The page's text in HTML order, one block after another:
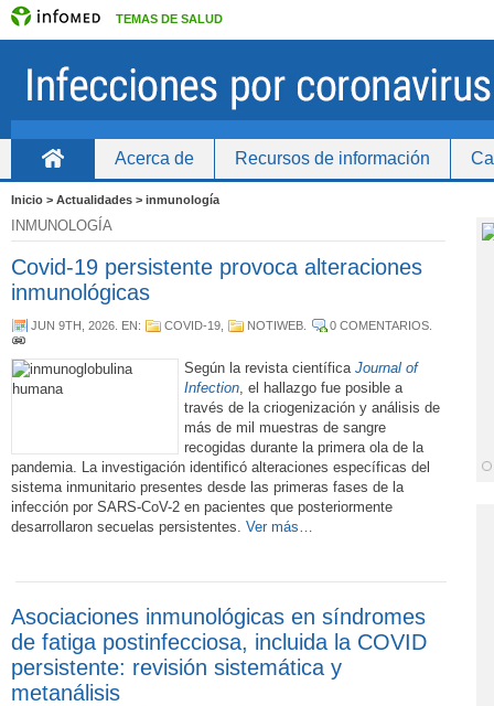
TEMAS DE SALUD
Acerca de Recursos de información
Inicio > Actualidades > inmunología
INMUNOLOGÍA
Covid-19 persistente provoca alteraciones
inmunológicas
JUN 9TH, 2026 . EN: COVID-19 NOTIWEB 0 COMENTARIOS
Según la revista científica Journal of
Infection, el hallazgo fue posible a
través de la criogenización y análisis de
más de mil muestras de sangre
recogidas durante la primera ola de la
pandemia. La investigación identificó alteraciones específicas del
sistema inmunitario presentes desde las primeras fases de la
infección por SARS-CoV-2 en pacientes que posteriormente
desarrollaron secuelas persistentes. Ver más…
Asociaciones inmunológicas en sí­ndromes
de fatiga postinfecciosa, incluida la COVID
persistente: revisión sistemática y
metanálisis